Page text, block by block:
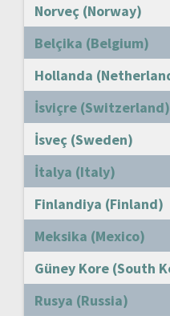
Norveç (Norway)
Belçika (Belgium)
Hollanda
İsviçre (Switzerland)
İsveç (Sweden)
İtalya (Italy)
Finlandiya (Finland)
Meksika (Mexico)
Güney Kore (South
Rusya (Russia)